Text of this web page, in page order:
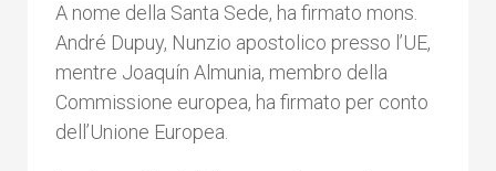
A nome della Santa Sede, ha firmato mons.
André Dupuy, Nunzio apostolico presso l’UE,
mentre Joaquín Almunia, membro della
Commissione europea, ha firmato per conto
dell’Unione Europea.